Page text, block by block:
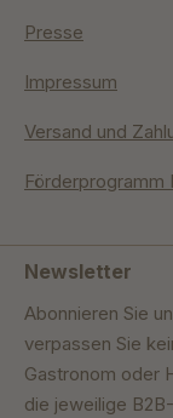
Presse
Impressum
Versand und
Förderprogramm
Newsletter
Abonnieren Sie
verpassen Sie
Gastronom oder
die jeweilige